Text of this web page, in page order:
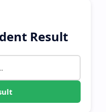
Result